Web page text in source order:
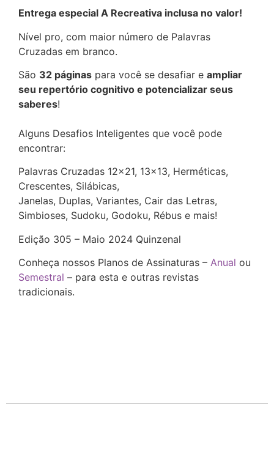
Entrega especial A Recreativa inclusa no valor!
Nível pro, com maior número de Palavras
Cruzadas em branco.
São 32 páginas para você se desafiar e ampliar
seu repertório cognitivo e potencializar seus
saberes!
Alguns Desafios Inteligentes que você pode
encontrar:
Palavras Cruzadas 12×21, 13×13, Herméticas,
Crescentes, Silábicas,
Janelas, Duplas, Variantes, Cair das Letras,
Simbioses, Sudoku, Godoku, Rébus e mais!
Edição 305 – Maio 2024 Quinzenal
Conheça nossos Planos de Assinaturas – Anual ou
Semestral – para esta e outras revistas
tradicionais.